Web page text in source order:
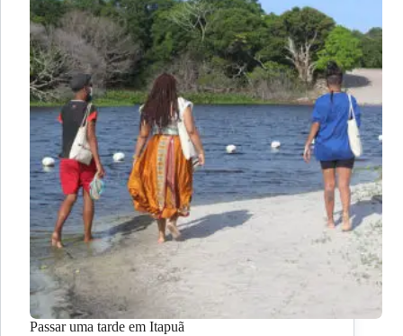
Passar uma tarde em Itapuã